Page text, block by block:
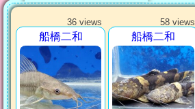
36 views
船橋二和
58 views
船橋二和